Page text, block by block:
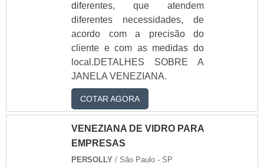
box em vidro
temperado
box para banheiro
acrilico preço
box para banheiro
blindex preço
de vidro
box para banheiro
pequeno
pequeno de
apartamento
diferentes, que atendem
diferentes necessidades, de
acordo com a precisão do
cliente e com as medidas do
local.DETALHES SOBRE A
JANELA VENEZIANA.
COTAR AGORA
VENEZIANA DE VIDRO PARA
EMPRESAS
PERSOLLY / São Paulo - SP